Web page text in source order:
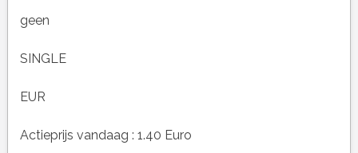
geen
SINGLE
EUR
Actieprijs vandaag : 1.40 Euro